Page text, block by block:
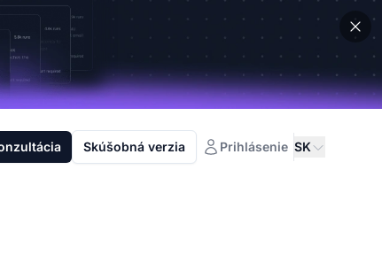
Skúšobná verzia Prihlásenie SK